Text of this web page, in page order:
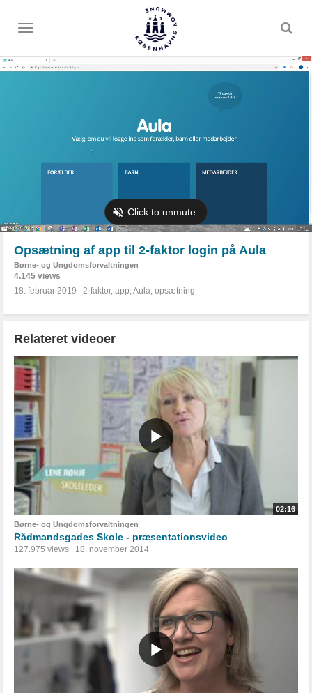
Toggle
Opsætning af app til 2-faktor login på Aula
Børne- og Ungdomsforvaltningen
4.145 views
18. februar 2019
2-faktor, app,Aula, opsætning
Relateret videoer
02:16
Børne- og Ungdomsforvaltningen
Rådmandsgades Skole - præsentationsvideo
127.975 views 18. november 2014